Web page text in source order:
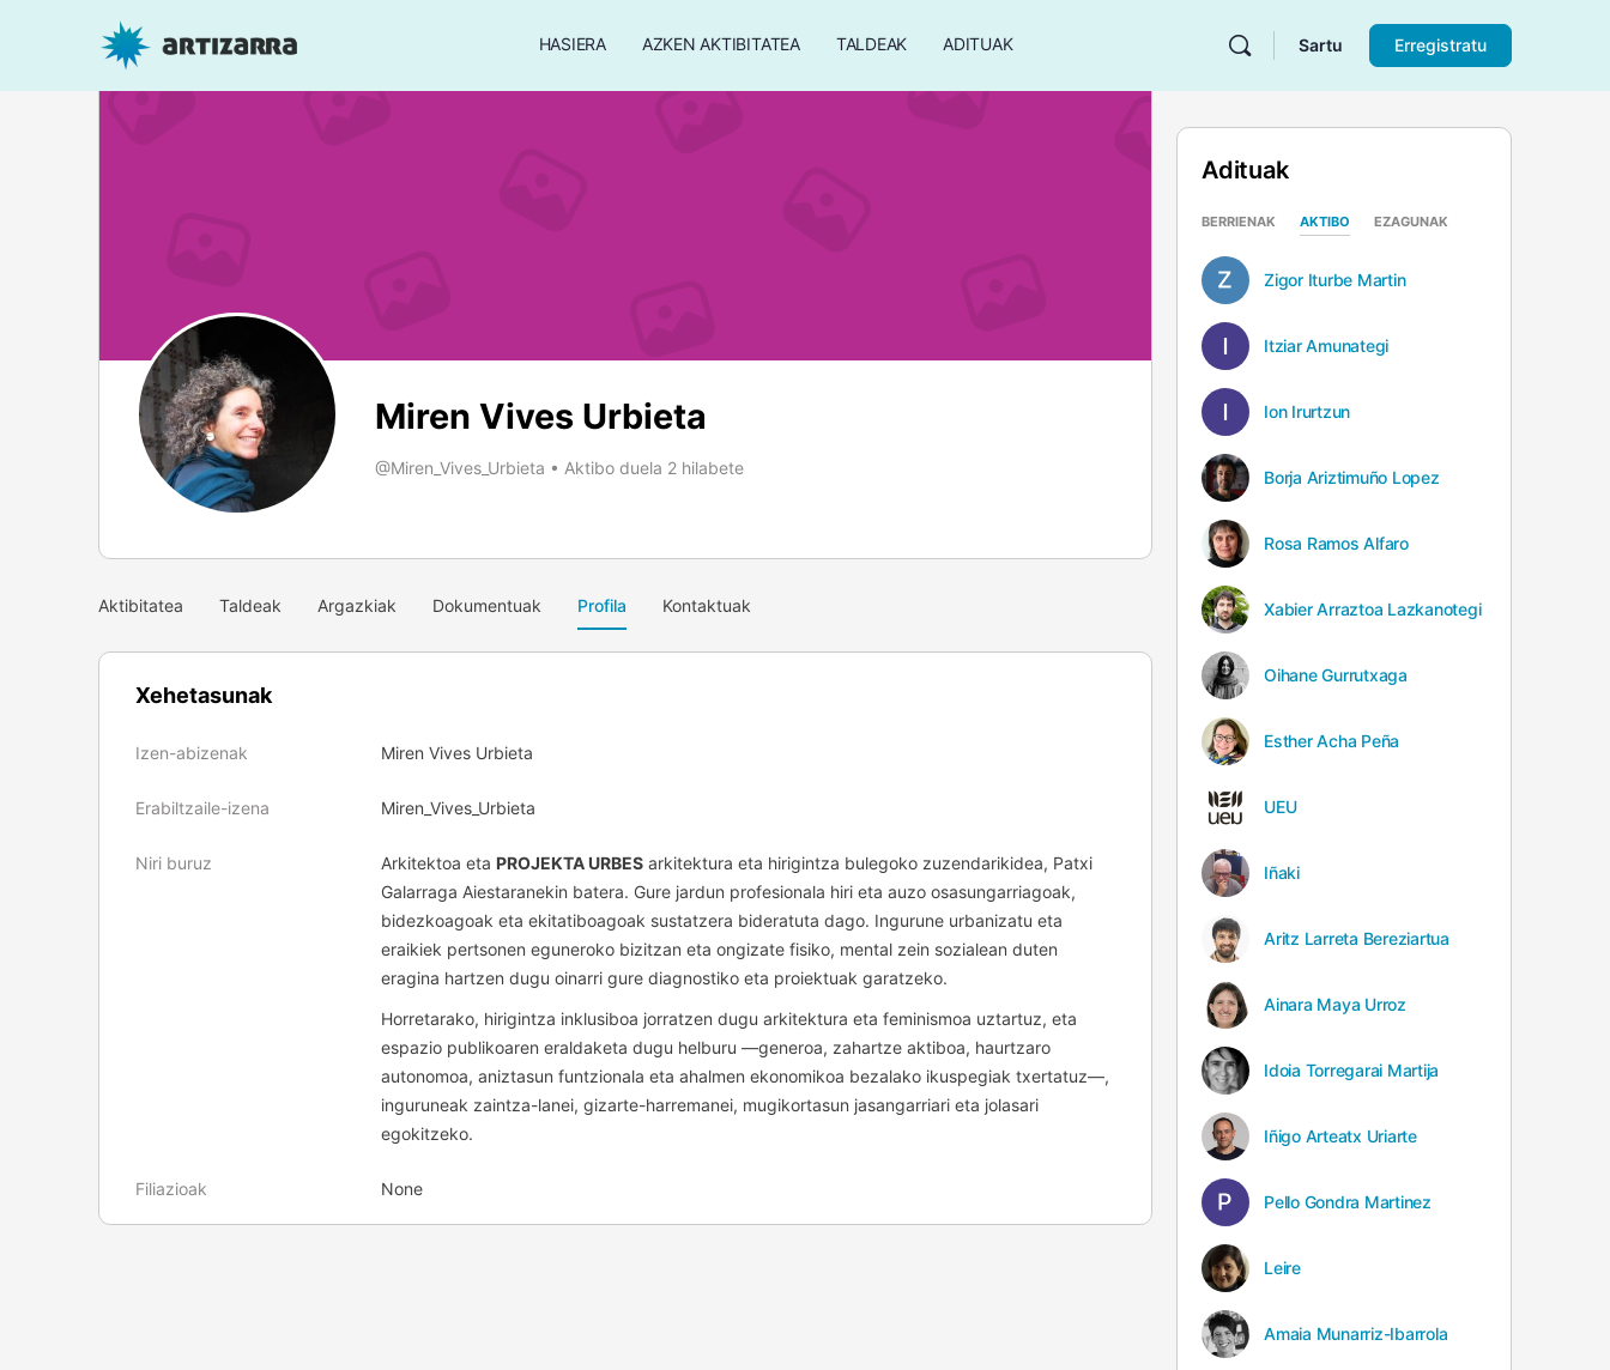
HASIERA AZKEN AKTIBITATEA TALDEAK ADITUAK Sartu Erregistratu
Miren Vives Urbieta
@Miren_Vives_Urbieta • Aktibo duela 2 hilabete
Aktibitatea Taldeak Argazkiak Dokumentuak Profila Kontaktuak
Xehetasunak
Izen-abizenak Miren Vives Urbieta
Erabiltzaile-izena Miren_Vives_Urbieta
Niri buruz Arkitektoa eta PROJEKTA URBES arkitektura eta hirigintza bulegoko zuzendarikidea, Patxi
Galarraga Aiestaranekin batera. Gure jardun profesionala hiri eta auzo osasungarriagoak,
bidezkoagoak eta ekitatiboagoak sustatzera bideratuta dago. Ingurune urbanizatu eta
eraikiek pertsonen eguneroko bizitzan eta ongizate fisiko, mental zein sozialean duten
eragina hartzen dugu oinarri gure diagnostiko eta proiektuak garatzeko.
Horretarako, hirigintza inklusiboa jorratzen dugu arkitektura eta feminismoa uztartuz, eta
espazio publikoaren eraldaketa dugu helburu —generoa, zahartze aktiboa, haurtzaro
autonomoa, aniztasun funtzionala eta ahalmen ekonomikoa bezalako ikuspegiak txertatuz—,
inguruneak zaintza-lanei, gizarte-harremanei, mugikortasun jasangarriari eta jolasari
egokitzeko.
Filiazioak None
Adituak
BERRIENAK AKTIBO EZAGUNAK
Zigor Iturbe Martin
Itziar Amunategi
Ion Irurtzun
Borja Ariztimuño Lopez
Rosa Ramos Alfaro
Xabier Arraztoa Lazkanotegi
Oihane Gurrutxaga
Esther Acha Peña
UEU
Iñaki
Aritz Larreta Bereziartua
Ainara Maya Urroz
Idoia Torregarai Martija
Iñigo Arteatx Uriarte
Pello Gondra Martinez
Leire
Amaia Munarriz-Ibarrola